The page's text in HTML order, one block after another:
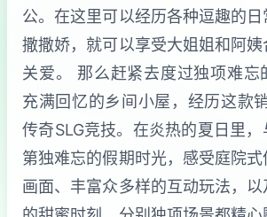
公。在这里可以经历各种逗趣的
撒撒娇，就可以享受大姐姐和阿
关爱。 那么赶紧去度过独项难忘
充满回忆的乡间小屋，经历这款
传奇SLG竞技。在炎热的夏日里
第独难忘的假期时光，感受庭院
画面、丰富众多样的互动玩法，